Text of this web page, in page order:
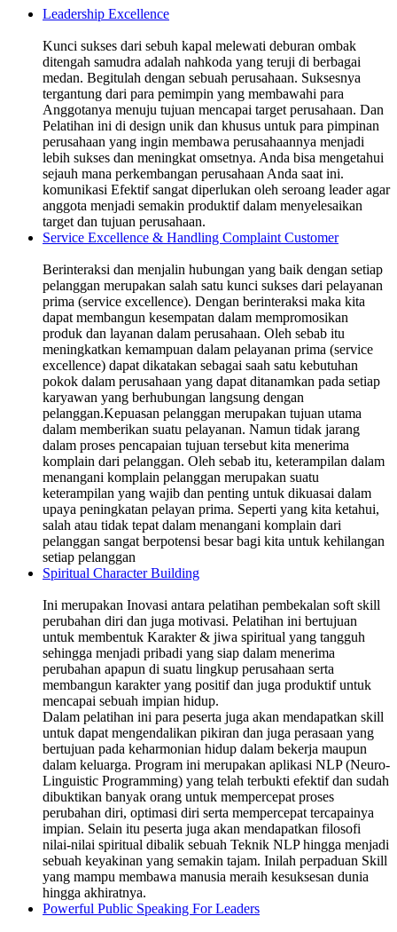
Leadership Excellence
Kunci sukses dari sebuh kapal melewati deburan ombak
ditengah samudra adalah nahkoda yang teruji di berbagai
medan. Begitulah dengan sebuah perusahaan. Suksesnya
tergantung dari para pemimpin yang membawahi para
Anggotanya menuju tujuan mencapai target perusahaan. Dan
Pelatihan ini di design unik dan khusus untuk para pimpinan
perusahaan yang ingin membawa perusahaannya menjadi
lebih sukses dan meningkat omsetnya. Anda bisa mengetahui
sejauh mana perkembangan perusahaan Anda saat ini.
komunikasi Efektif sangat diperlukan oleh seroang leader agar
anggota menjadi semakin produktif dalam menyelesaikan
target dan tujuan perusahaan.
Service Excellence & Handling Complaint Customer
Berinteraksi dan menjalin hubungan yang baik dengan setiap
pelanggan merupakan salah satu kunci sukses dari pelayanan
prima (service excellence). Dengan berinteraksi maka kita
dapat membangun kesempatan dalam mempromosikan
produk dan layanan dalam perusahaan. Oleh sebab itu
meningkatkan kemampuan dalam pelayanan prima (service
excellence) dapat dikatakan sebagai saah satu kebutuhan
pokok dalam perusahaan yang dapat ditanamkan pada setiap
karyawan yang berhubungan langsung dengan
pelanggan.Kepuasan pelanggan merupakan tujuan utama
dalam memberikan suatu pelayanan. Namun tidak jarang
dalam proses pencapaian tujuan tersebut kita menerima
komplain dari pelanggan. Oleh sebab itu, keterampilan dalam
menangani komplain pelanggan merupakan suatu
keterampilan yang wajib dan penting untuk dikuasai dalam
upaya peningkatan pelayan prima. Seperti yang kita ketahui,
salah atau tidak tepat dalam menangani komplain dari
pelanggan sangat berpotensi besar bagi kita untuk kehilangan
setiap pelanggan
Spiritual Character Building
Ini merupakan Inovasi antara pelatihan pembekalan soft skill
perubahan diri dan juga motivasi. Pelatihan ini bertujuan
untuk membentuk Karakter & jiwa spiritual yang tangguh
sehingga menjadi pribadi yang siap dalam menerima
perubahan apapun di suatu lingkup perusahaan serta
membangun karakter yang positif dan juga produktif untuk
mencapai sebuah impian hidup.
Dalam pelatihan ini para peserta juga akan mendapatkan skill
untuk dapat mengendalikan pikiran dan juga perasaan yang
bertujuan pada keharmonian hidup dalam bekerja maupun
dalam keluarga. Program ini merupakan aplikasi NLP (Neuro-
Linguistic Programming) yang telah terbukti efektif dan sudah
dibuktikan banyak orang untuk mempercepat proses
perubahan diri, optimasi diri serta mempercepat tercapainya
impian. Selain itu peserta juga akan mendapatkan filosofi
nilai-nilai spiritual dibalik sebuah Teknik NLP hingga menjadi
sebuah keyakinan yang semakin tajam. Inilah perpaduan Skill
yang mampu membawa manusia meraih kesuksesan dunia
hingga akhiratnya.
Powerful Public Speaking For Leaders